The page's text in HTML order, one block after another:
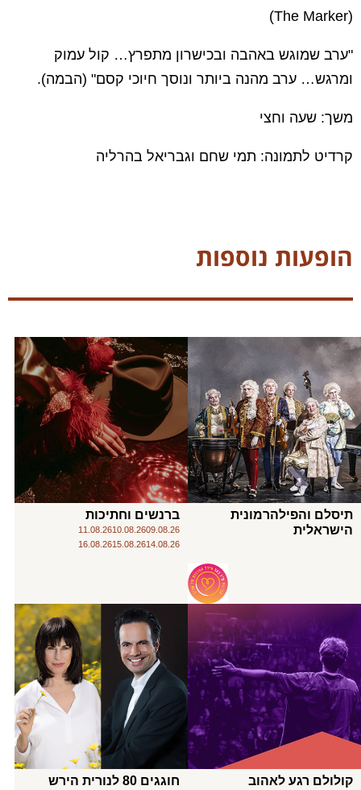
(The Marker)
"ערב שמוגש באהבה ובכישרון מתפרץ… קול עמוק
ומרגש… ערב מהנה ביותר ונוסך חיוכי קסם" (הבמה).
משך: שעה וחצי
קרדיט לתמונה: תמי שחם וגבריאל בהרליה
הופעות נוספות
תיסלם והפילהרמונית
הישראלית
ברנשים וחתיכות
09.08.26
10.08.26
11.08.26
14.08.26
15.08.26
16.08.26
קולולם רגע לאהוב חוגגים 80 לנורית הירש